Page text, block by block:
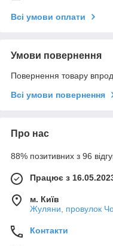
Всі умови оплати
Умови повернення
Повернення товару
Всі умови повернення
Про нас
88% позитивних з 96
Працює з
м. Київ
Жуляни, провулок
Контакти